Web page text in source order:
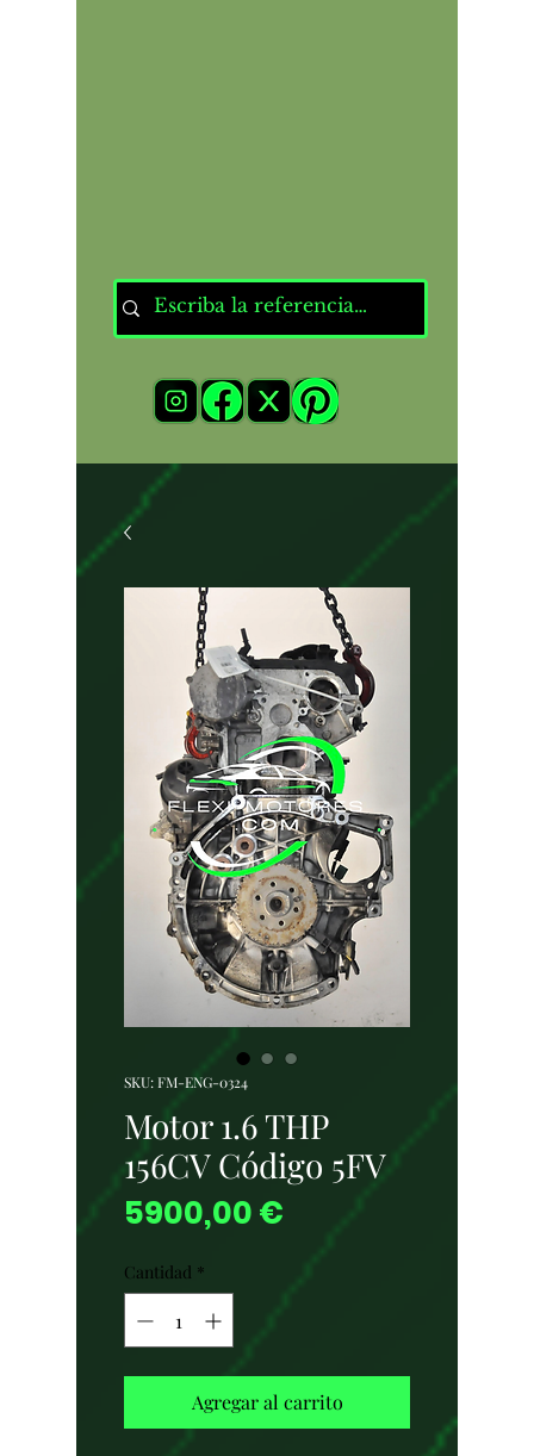
SKU: FM-ENG-0324
Motor 1.6 THP
156CV Código 5FV
5900,00 € Precio
Cantidad *
Agregar al carrito